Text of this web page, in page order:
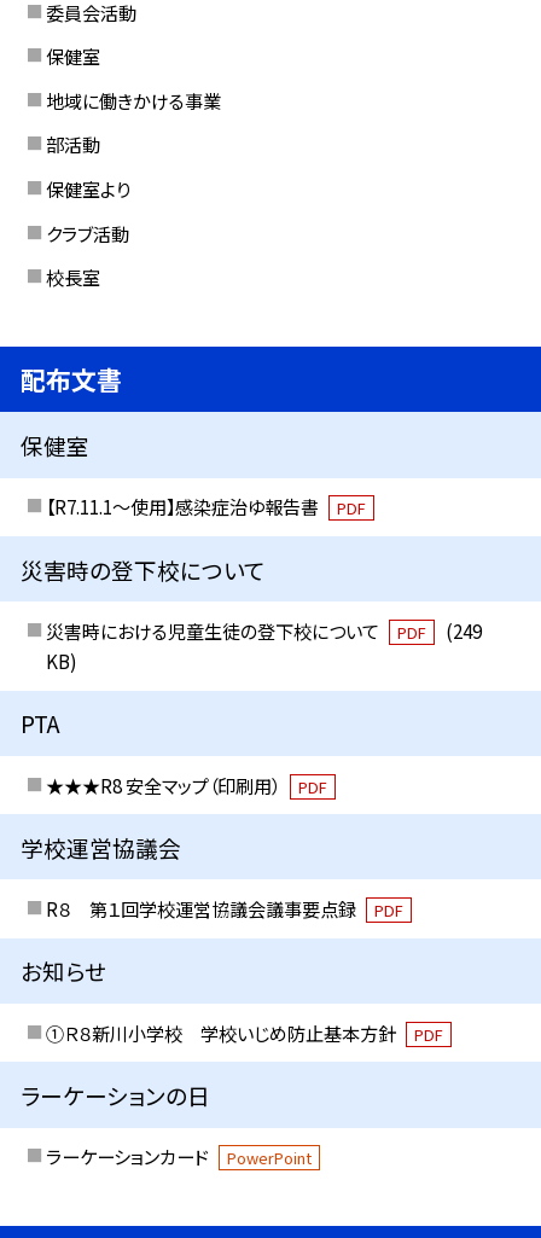
委員会活動
保健室
地域に働きかける事業
部活動
保健室より
クラブ活動
校長室
配布文書
保健室
【R7.11.1～使用】感染症治ゆ報告書 PDF
災害時の登下校について
災害時における児童生徒の登下校について PDF
(249
KB)
PTA
★★★R8 安全マップ（印刷用） PDF
学校運営協議会
R８ 第１回学校運営協議会議事要点録 PDF
お知らせ
①Ｒ８新川小学校 学校いじめ防止基本方針 PDF
ラーケーションの日
ラーケーションカード PowerPoint